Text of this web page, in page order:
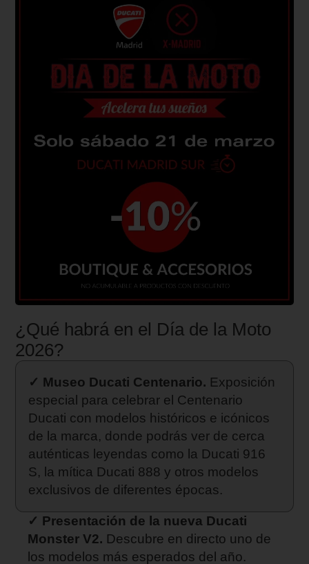
¿Qué habrá en el Día de la Moto
2026?
✓ Museo Ducati Centenario. Exposición
especial para celebrar el Centenario
Ducati con modelos históricos e icónicos
de la marca, donde podrás ver de cerca
auténticas leyendas como la Ducati 916
S, la mítica Ducati 888 y otros modelos
exclusivos de diferentes épocas.
✓ Presentación de la nueva Ducati
Monster V2. Descubre en directo uno de
los modelos más esperados del año.